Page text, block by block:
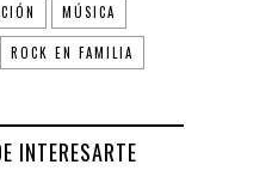
MÚSICA
ROCK EN FAMILIA
INTERESARTE